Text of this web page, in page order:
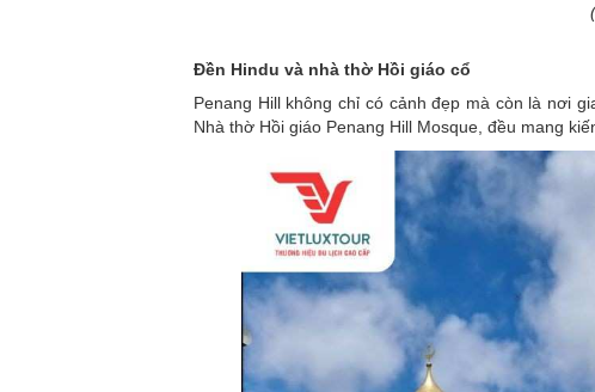
Đền Hindu và nhà thờ Hồi giáo cổ
Penang Hill không chỉ có cảnh đẹp mà còn là nơi
Nhà thờ Hồi giáo Penang Hill Mosque, đều mang